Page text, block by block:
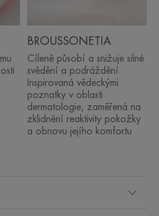
a dalších neléčivých aktivních látek.“
2018.
BROUSSONETIA
Cíleně působí a snižuje silné
svědění a podráždění.
Inspirovaná vědeckými
poznatky v oblasti
dermatologie, zaměřená na
zklidnění reaktivity pokožky
a obnovu jejího komfortu